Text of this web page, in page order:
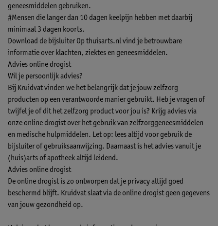
geneesmiddelen gebruiken.
#Mensen die langer dan 10 dagen keelpijn hebben met daarbij
minimaal 3 dagen koorts.
Download de bijsluiter Op thuisarts.nl vind je betrouwbare
informatie over klachten, ziektes en geneesmiddelen.
Advies online drogist
Wil je persoonlijk advies?
Bij Kruidvat vinden we het belangrijk dat je jouw zelfzorg
producten op een verantwoorde manier gebruikt. Heb je vragen of
twijfel je of dit het zelfzorg product voor jou is? Krijg advies via
onze online drogist over het gebruik van zelfzorggeneesmiddelen
en medische hulpmiddelen. Let op: lees altijd voor gebruik de
bijsluiter of gebruiksaanwijzing. Daarnaast is het advies vanuit je
(huis)arts of apotheek altijd leidend.
Advies online drogist
De online drogist is zo ontworpen dat je privacy altijd goed
beschermd blijft. Kruidvat slaat via de online drogist geen gegevens
van jouw gezondheid op.